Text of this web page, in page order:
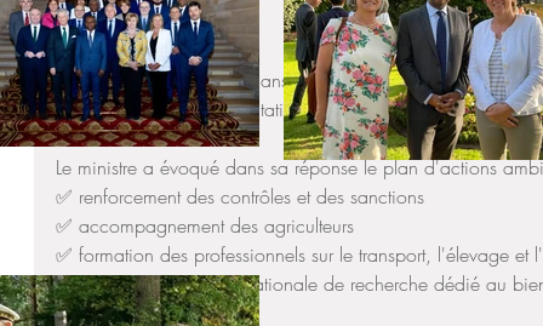
Je suis intervenue jeudi dans le cadre d'une commission
l'agriculture et de l'alimentation, M. Stéphane TRAVERT,
Le ministre a évoqué dans sa réponse le plan d'actions
✅ renforcement des contrôles et des sanctions
✅ accompagnement des agriculteurs
✅ formation des professionnels sur le transport, l'élevage
✅ création d'un centre nationale de recherche dédié au